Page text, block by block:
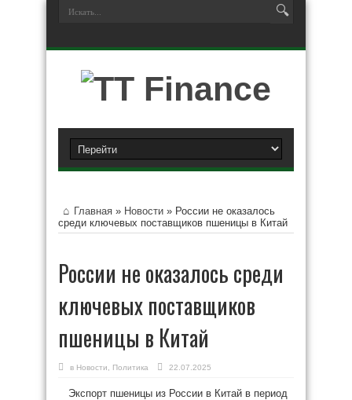
Главная » Новости » России не оказалось
среди ключевых поставщиков пшеницы в Китай
России не оказалось среди
ключевых поставщиков
пшеницы в Китай
в Новости Политика 22.07.2025
Экспорт пшеницы из России в Китай в период